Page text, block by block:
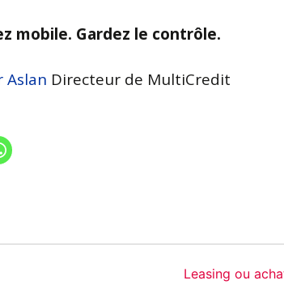
mobile. Gardez le contrôle.
Aslan Directeur de MultiCredit
Leasing ou